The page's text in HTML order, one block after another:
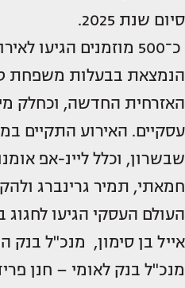
סיום שנת 2025.
כ־500 מוזמנים הגיעו
הנמצאת בבעלות משפחת
האזרחית החדשה, וכחלק
עסקיים. האירוע התקיים
שבשרון, וכלל ליינ-אפ
חמאתי, תמיר גרינברג
העולם העסקי הגיעו
אייל בן סימון, מנכ"ל בנק
מנכ"ל בנק לאומי – חנן